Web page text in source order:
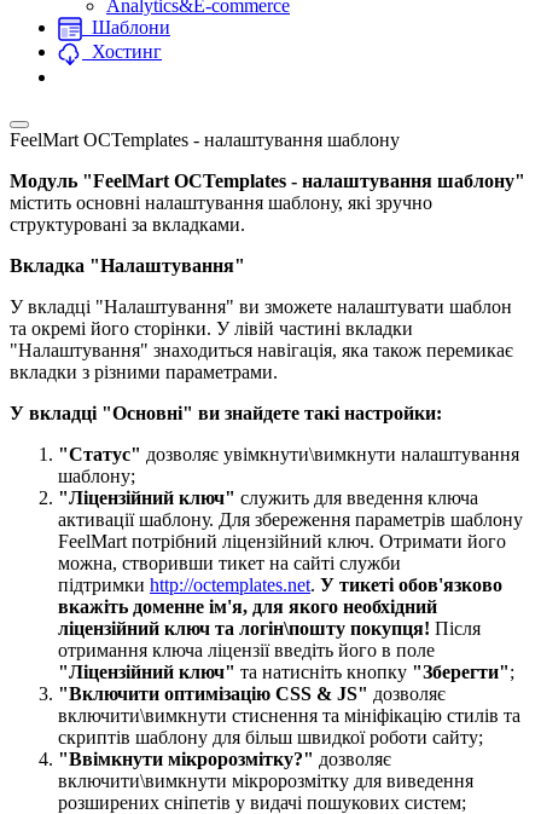
Analytics&E-commerce
Шаблони
Хостинг
FeelMart OCTemplates - налаштування шаблону
Модуль "FeelMart OCTemplates - налаштування шаблону"
містить основні налаштування шаблону, які зручно
структуровані за вкладками.
Вкладка "Налаштування"
У вкладці "Налаштування" ви зможете налаштувати шаблон
та окремі його сторінки. У лівій частині вкладки
"Налаштування" знаходиться навігація, яка також перемикає
вкладки з різними параметрами.
У вкладці "Основні" ви знайдете такі настройки:
"Статус" дозволяє увімкнути\вимкнути налаштування
шаблону;
"Ліцензійний ключ" служить для введення ключа
активації шаблону. Для збереження параметрів шаблону
FeelMart потрібний ліцензійний ключ. Отримати його
можна, створивши тикет на сайті служби
підтримки http://octemplates.net. У тикеті обов'язково
вкажіть доменне ім'я, для якого необхідний
ліцензійний ключ та логін\пошту покупця! Після
отримання ключа ліцензії введіть його в поле
"Ліцензійний ключ" та натисніть кнопку "Зберегти";
"Включити оптимізацію CSS & JS​" дозволяє
включити\вимкнути стиснення та мініфікацію стилів та
скриптів шаблону для більш швидкої роботи сайту;
"Ввімкнути мікророзмітку?​" дозволяє
включити\вимкнути мікророзмітку для виведення
розширених сніпетів у видачі пошукових систем;